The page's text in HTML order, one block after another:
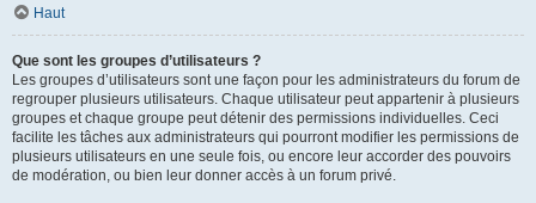
Haut
Que sont les groupes d’utilisateurs ?
Les groupes d’utilisateurs sont une façon pour les administrateurs du forum de
regrouper plusieurs utilisateurs. Chaque utilisateur peut appartenir à plusieurs
groupes et chaque groupe peut détenir des permissions individuelles. Ceci
facilite les tâches aux administrateurs qui pourront modifier les permissions de
plusieurs utilisateurs en une seule fois, ou encore leur accorder des pouvoirs
de modération, ou bien leur donner accès à un forum privé.